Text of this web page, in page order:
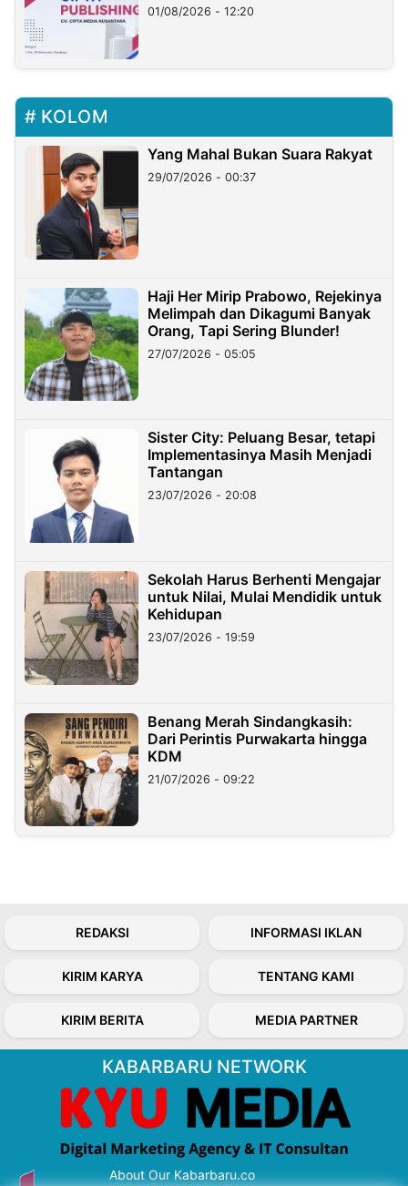
01/08/2026 - 12:20
KOLOM
Yang Mahal Bukan Suara Rakyat
29/07/2026 - 00:37
Haji Her Mirip Prabowo, Rejekinya
Melimpah dan Dikagumi Banyak
Orang, Tapi Sering Blunder!
27/07/2026 - 05:05
Sister City: Peluang Besar, tetapi
Implementasinya Masih Menjadi
Tantangan
23/07/2026 - 20:08
Sekolah Harus Berhenti Mengajar
untuk Nilai, Mulai Mendidik untuk
Kehidupan
23/07/2026 - 19:59
Benang Merah Sindangkasih:
Dari Perintis Purwakarta hingga
KDM
21/07/2026 - 09:22
REDAKSI INFORMASI IKLAN
KIRIM KARYA TENTANG KAMI
KIRIM BERITA MEDIA PARTNER
KABARBARU NETWORK
About Our Kabarbaru.co